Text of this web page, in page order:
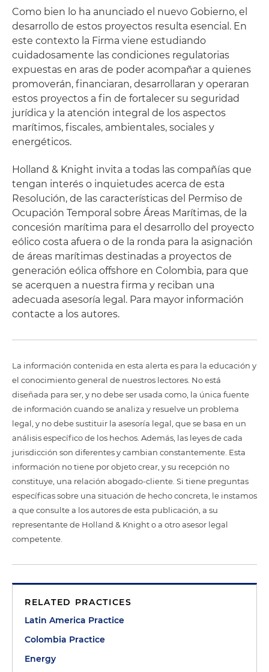
Como bien lo ha anunciado el nuevo Gobierno, el
desarrollo de estos proyectos resulta esencial. En
este contexto la Firma viene estudiando
cuidadosamente las condiciones regulatorias
expuestas en aras de poder acompañar a quienes
promoverán, financiaran, desarrollaran y operaran
estos proyectos a fin de fortalecer su seguridad
jurídica y la atención integral de los aspectos
marítimos, fiscales, ambientales, sociales y
energéticos.
Holland & Knight invita a todas las compañías que
tengan interés o inquietudes acerca de esta
Resolución, de las características del Permiso de
Ocupación Temporal sobre Áreas Marítimas, de la
concesión marítima para el desarrollo del proyecto
eólico costa afuera o de la ronda para la asignación
de áreas marítimas destinadas a proyectos de
generación eólica offshore en Colombia, para que
se acerquen a nuestra firma y reciban una
adecuada asesoría legal. Para mayor información
contacte a los autores.
La información contenida en esta alerta es para la educación y
el conocimiento general de nuestros lectores. No está
diseñada para ser, y no debe ser usada como, la única fuente
de información cuando se analiza y resuelve un problema
legal, y no debe sustituir la asesoría legal, que se basa en un
análisis específico de los hechos. Además, las leyes de cada
jurisdicción son diferentes y cambian constantemente. Esta
información no tiene por objeto crear, y su recepción no
constituye, una relación abogado-cliente. Si tiene preguntas
específicas sobre una situación de hecho concreta, le instamos
a que consulte a los autores de esta publicación, a su
representante de Holland & Knight o a otro asesor legal
competente.
RELATED PRACTICES
Latin America Practice
Colombia Practice
Energy